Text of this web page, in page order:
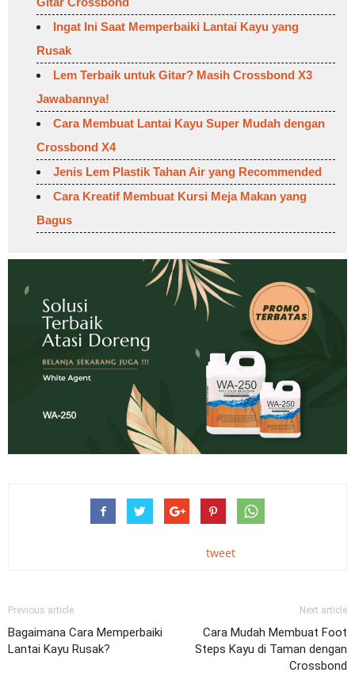
Ingat Ini Saat Memperbaiki Lantai Kayu yang
Rusak
Lem Terbaik untuk Gitar? Masih Crossbond X3
Jawabannya!
Cara Membuat Lantai Kayu Super Mudah dengan
Crossbond X4
Jenis Lem Plastik Tahan Air yang Recommended
Cara Kreatif Membuat Kursi Meja Makan yang
Bagus
tweet
Previous article
Bagaimana Cara Memperbaiki
Lantai Kayu Rusak?
Next article
Cara Mudah Membuat Foot
Steps Kayu di Taman dengan
Crossbond